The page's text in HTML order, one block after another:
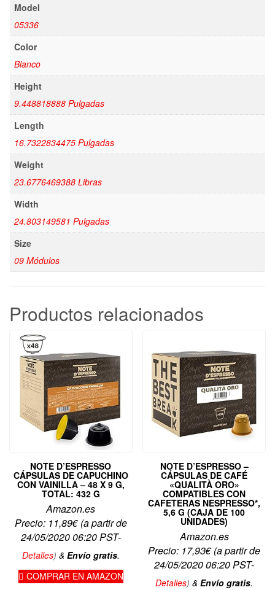
Model
05336
Color
Blanco
Height
9.448818888 Pulgadas
Length
16.7322834475 Pulgadas
Weight
23.6776469388 Libras
Width
24.803149581 Pulgadas
Size
09 Módulos
Productos relacionados
NOTE D’ESPRESSO
CÁPSULAS DE CAPUCHINO
CON VAINILLA – 48 X 9 G,
TOTAL: 432 G
Amazon.es
Precio: 11,89€(a partir de
24/05/2020 06:20 PST-
Detalles) & Envío gratis.
COMPRAR EN AMAZON
NOTE D’ESPRESSO –
CÁPSULAS DE CAFÉ
«QUALITÀ ORO»
COMPATIBLES CON
CAFETERAS NESPRESSO*,
5,6 G (CAJA DE 100
UNIDADES)
Amazon.es
Precio: 17,93€(a partir de
24/05/2020 06:20 PST-
Detalles)&Envío gratis.